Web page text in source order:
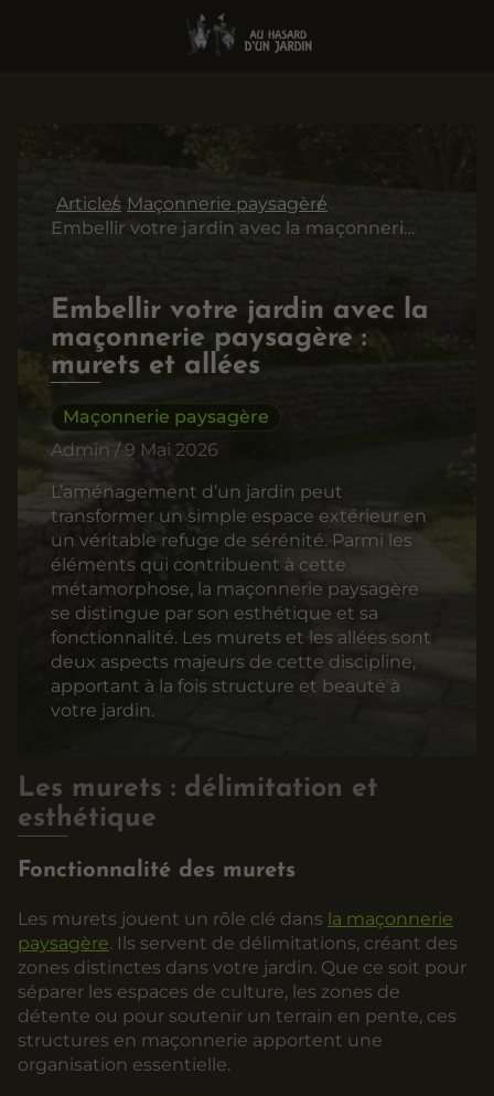
Articles Maçonnerie paysagère
Embellir votre jardin avec la maçonnerie paysagère : murets et allées
Embellir votre jardin avec la
maçonnerie paysagère :
murets et allées
Maçonnerie paysagère
Admin / 9 Mai 2026
L’aménagement d’un jardin peut
transformer un simple espace extérieur en
un véritable refuge de sérénité. Parmi les
éléments qui contribuent à cette
métamorphose, la maçonnerie paysagère
se distingue par son esthétique et sa
fonctionnalité. Les murets et les allées sont
deux aspects majeurs de cette discipline,
apportant à la fois structure et beauté à
votre jardin.
Les murets : délimitation et
esthétique
Fonctionnalité des murets
Les murets jouent un rôle clé dans la maçonnerie
paysagère. Ils servent de délimitations, créant des
zones distinctes dans votre jardin. Que ce soit pour
séparer les espaces de culture, les zones de
détente ou pour soutenir un terrain en pente, ces
structures en maçonnerie apportent une
organisation essentielle.